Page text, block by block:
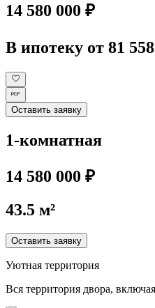
14 580 000 ₽
В ипотеку от 81
Оставить заявку
1-комнатная
14 580 000 ₽
43.5 м²
Оставить заявку
Уютная территория
Вся территория двора,